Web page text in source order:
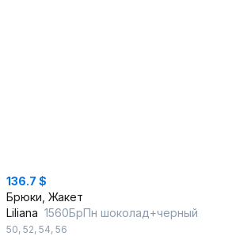
136.7 $
Брюки, Жакет
Liliana 1560БрПн шоколад+черный
50, 52, 54, 56